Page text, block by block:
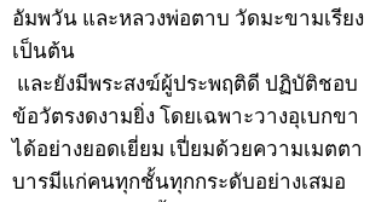
อัมพวัน และหลวงพ่อตาบ วัดมะขามเรียง
เป็นต้น
และยังมีพระสงฆ์ผู้ประพฤติดี ปฏิบัติชอบ
ข้อวัตรงดงามยิ่ง โดยเฉพาะวางอุเบกขา
ได้อย่างยอดเยี่ยม เปี่ยมด้วยความเมตตา
บารมีแก่คนทุกชั้นทุกกระดับอย่างเสมอ